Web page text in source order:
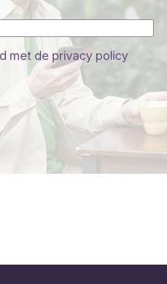
met de privacy policy